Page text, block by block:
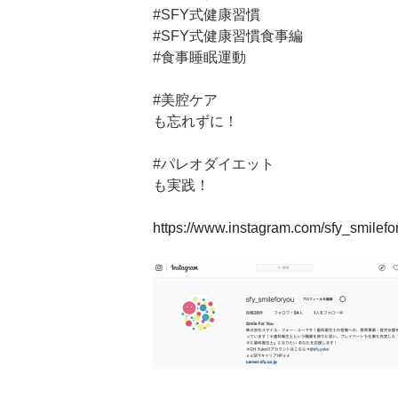
#SFY式健康習慣
#SFY式健康習慣食事編
#食事睡眠運動
#美腔ケア
も忘れずに！
#パレオダイエット
も実践！
https://www.instagram.com/